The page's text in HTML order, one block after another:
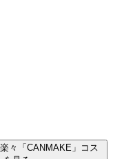
々「CANMAKE」コス